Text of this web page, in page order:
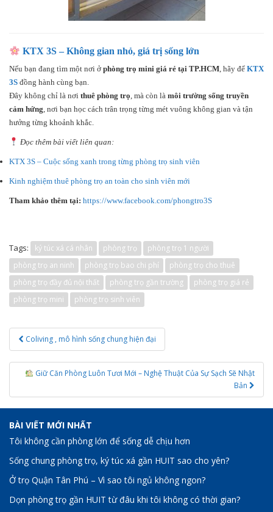
KTX 3S – Không gian nhỏ, giá trị sống lớn
Nếu bạn đang tìm một nơi ở phòng trọ mini giá rẻ tại TP.HCM , hãy để KTX
3S đồng hành cùng bạn.
Đây không chỉ là nơi thuê phòng trọ , mà còn là môi trường sống truyền
cảm hứng , nơi bạn học cách trân trọng từng mét vuông không gian và tận
hưởng từng khoảnh khắc.
Đọc thêm bài viết liên quan:
KTX 3S – Cuộc sống xanh trong từng phòng trọ sinh viên
Kinh nghiệm thuê phòng trọ an toàn cho sinh viên mới
Tham khảo thêm tại: https://www.facebook.com/phongtro3S
Tags: ký túc xá cá nhân phòng trọ
phòng trọ 1 người
phòng trọ an ninh
phòng trọ bao chi phí
phòng trọ cho thuê
phòng trọ đầy đủ nội thất
phòng trọ gần trường
phòng trọ giá rẻ
phòng trọ mini
phòng trọ sinh viên
Post
navigation
Coliving , mô hình sống chung hiện đại
Giữ Căn Phòng Luôn Tươi Mới – Nghệ Thuật Của Sự Sạch Sẽ Nhật
Bản
BÀI VIẾT MỚI NHẤT
Tôi không cần phòng lớn để sống dễ chịu hơn
Sống chung phòng trọ, ký túc xá gần HUIT sao cho yên?
Ở trọ Quận Tân Phú – Vì sao tôi ngủ không ngon?
Dọn phòng trọ gần HUIT từ đâu khi tôi không có thời gian?